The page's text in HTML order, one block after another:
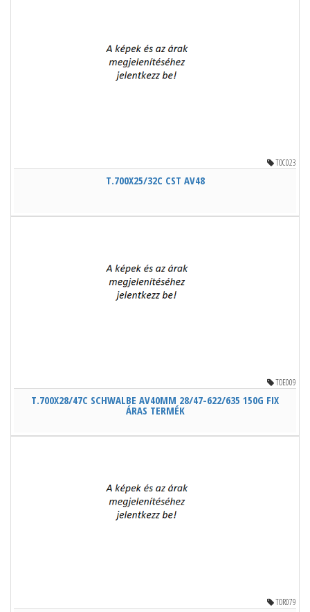
TOC023
T.700X25/32C CST AV48
TOE009
T.700X28/47C SCHWALBE AV40MM 28/47-622/635 150G FIX
ÁRAS TERMÉK
TOR079